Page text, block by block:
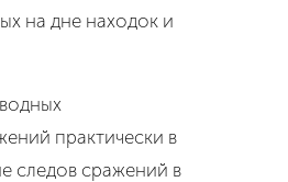
на дне находок и
практически в
следов сражений в